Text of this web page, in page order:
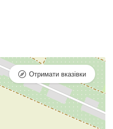
Отримати вказівки